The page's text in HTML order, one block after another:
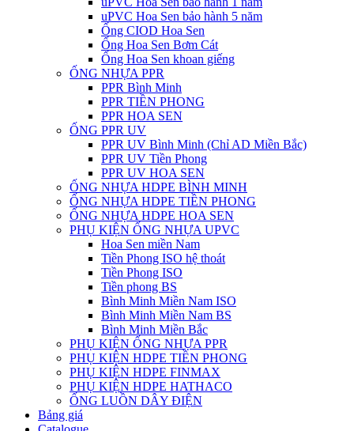
uPVC Hoa Sen bảo hành 5 năm
Ống CIOD Hoa Sen
Ống Hoa Sen Bơm Cát
Ống Hoa Sen khoan giếng
ỐNG NHỰA PPR
PPR Bình Minh
PPR TIỀN PHONG
PPR HOA SEN
ỐNG PPR UV
PPR UV Bình Minh (Chỉ AD Miền Bắc)
PPR UV Tiền Phong
PPR UV HOA SEN
ỐNG NHỰA HDPE BÌNH MINH
ỐNG NHỰA HDPE TIỀN PHONG
ỐNG NHỰA HDPE HOA SEN
PHỤ KIỆN ỐNG NHỰA UPVC
Hoa Sen miền Nam
Tiền Phong ISO hệ thoát
Tiền Phong ISO
Tiền phong BS
Bình Minh Miền Nam ISO
Bình Minh Miền Nam BS
Bình Minh Miền Bắc
PHỤ KIỆN ỐNG NHỰA PPR
PHỤ KIỆN HDPE TIỀN PHONG
PHỤ KIỆN HDPE FINMAX
PHỤ KIỆN HDPE HATHACO
ỐNG LUỒN DÂY ĐIỆN
Bảng giá